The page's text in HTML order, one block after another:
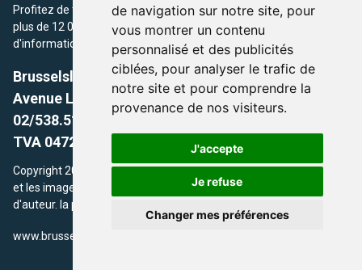
de navigation sur notre site, pour
vous montrer un contenu
personnalisé et des publicités
ciblées, pour analyser le trafic de
notre site et pour comprendre la
provenance de nos visiteurs.
J'accepte
Je refuse
Changer mes préférences
Profitez de toutes les sections de BrusselsLife.be et découvrez
plus de 12 000 adresses et un grand choix d'événements,
d'informations et de conseils et astuces de notre écriture.
Brusselslife.be
Avenue Louise, 500 -1050 Ixelles, Brussels,
02/538.51.49.
TVA 0472.281.221
Copyright 2026 © Brusselslife.be Tous droits réservés. Le contenu
et les images utilisés sur ce site sont protégés par le droit
d'auteur. la propriétaires respectifs.
www.brusselsLife.be